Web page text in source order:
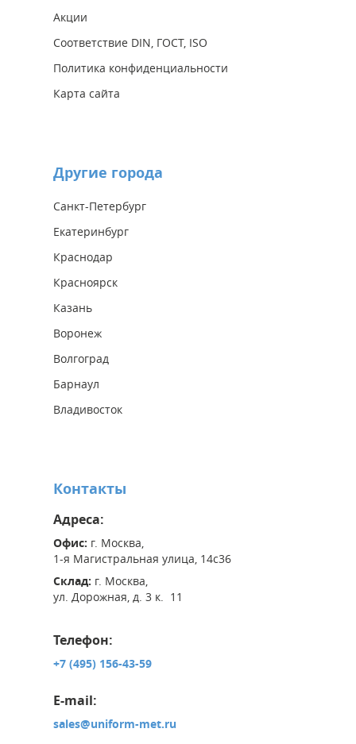
Акции
Соответствие DIN, ГОСТ, ISO
Политика конфиденциальности
Карта сайта
Другие города
Санкт-Петербург
Екатеринбург
Краснодар
Красноярск
Казань
Воронеж
Волгоград
Барнаул
Владивосток
Контакты
Адреса:
Офис: г. Москва,
1-я Магистральная улица, 14с36
Склад: г. Москва,
ул. Дорожная, д. 3 к. 11
Телефон:
+7 (495) 156-43-59
E-mail:
sales@uniform-met.ru